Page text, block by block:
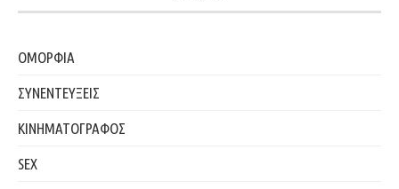
ΟΜΟΡΦΙΑ
ΣΥΝΕΝΤΕΥΞΕΙΣ
ΚΙΝΗΜΑΤΟΓΡΑΦΟΣ
SEX